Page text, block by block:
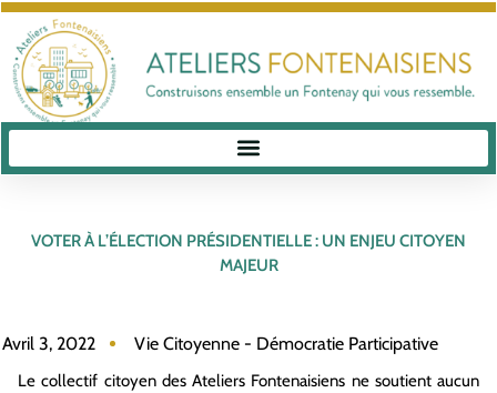
VOTER À L’ÉLECTION PRÉSIDENTIELLE : UN ENJEU CITOYEN
MAJEUR
Avril 3, 2022 Vie Citoyenne - Démocratie Participative
Le collectif citoyen des Ateliers Fontenaisiens ne soutient aucun